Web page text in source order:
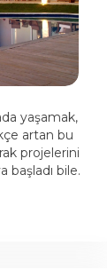
yaşamak,
artan bu
projelerini
başladı bile.